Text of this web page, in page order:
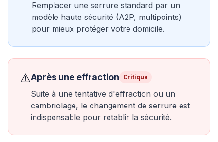
Remplacer une serrure standard par un
modèle haute sécurité (A2P, multipoints)
pour mieux protéger votre domicile.
⚠️Après une effraction Critique
Suite à une tentative d'effraction ou un
cambriolage, le changement de serrure est
indispensable pour rétablir la sécurité.